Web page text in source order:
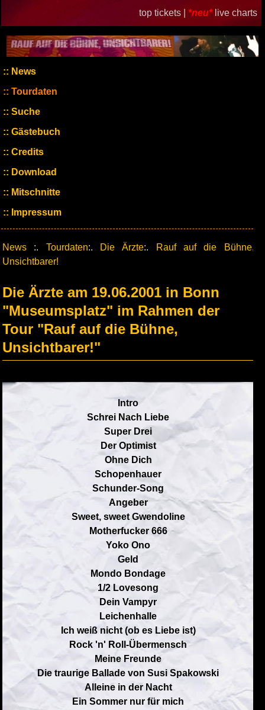
top tickets | *neu* live charts
News
Tourdaten
Suche
Gästebuch
Credits
Download
Mitschnitte
Impressum
News :. Tourdaten:. Die Ärzte:.
Rauf auf die Bühne,
Unsichtbarer!
Die Ärzte am 19.06.2001 in Bonn
"Museumsplatz" im Rahmen der
Tour "Rauf auf die Bühne,
Unsichtbarer!"
Intro
Schrei Nach Liebe
Super Drei
Der Optimist
Ohne Dich
Schopenhauer
Schunder-Song
Angeber
Sweet, sweet Gwendoline
Motherfucker 666
Yoko Ono
Geld
Mondo Bondage
1/2 Lovesong
Dein Vampyr
Leichenhalle
Ich weiß nicht (ob es Liebe ist)
Rock 'n' Roll-Übermensch
Meine Freunde
Die traurige Ballade von Susi Spakowski
Alleine in der Nacht
Ein Sommer nur für mich